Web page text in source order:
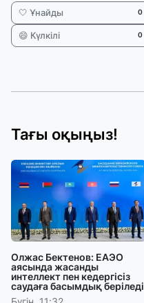
🤍 Ұнайды 0
😄 Күлкілі 0
Тағы оқыңыз!
Олжас Бектенов: ЕАЭО
аясында жасанды
интеллект пен кедергісіз
саудаға басымдық беріледі